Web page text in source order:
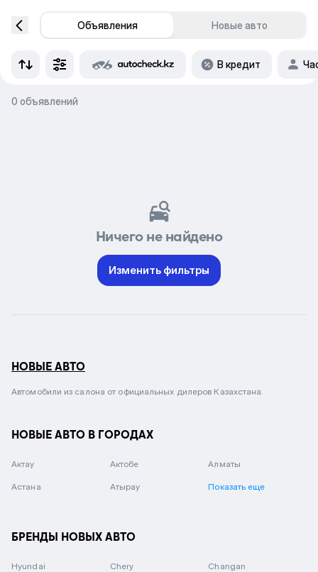
Объявления Новые авто
В кредит
0 объявлений
Ничего не найдено
Изменить фильтры
НОВЫЕ АВТО
Автомобили из салона от официальных дилеров Казахстана.
НОВЫЕ АВТО В ГОРОДАХ
Актау Актобе Алматы
Астана Атырау Показать еще
БРЕНДЫ НОВЫХ АВТО
Hyundai Chery Changan